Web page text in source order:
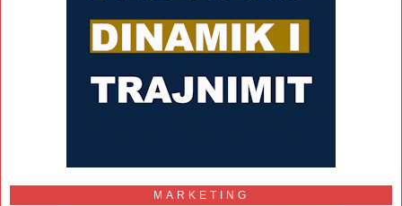
MARKETING